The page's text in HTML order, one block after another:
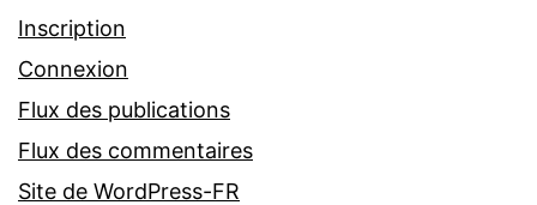
Inscription
Connexion
Flux des publications
Flux des commentaires
Site de WordPress-FR